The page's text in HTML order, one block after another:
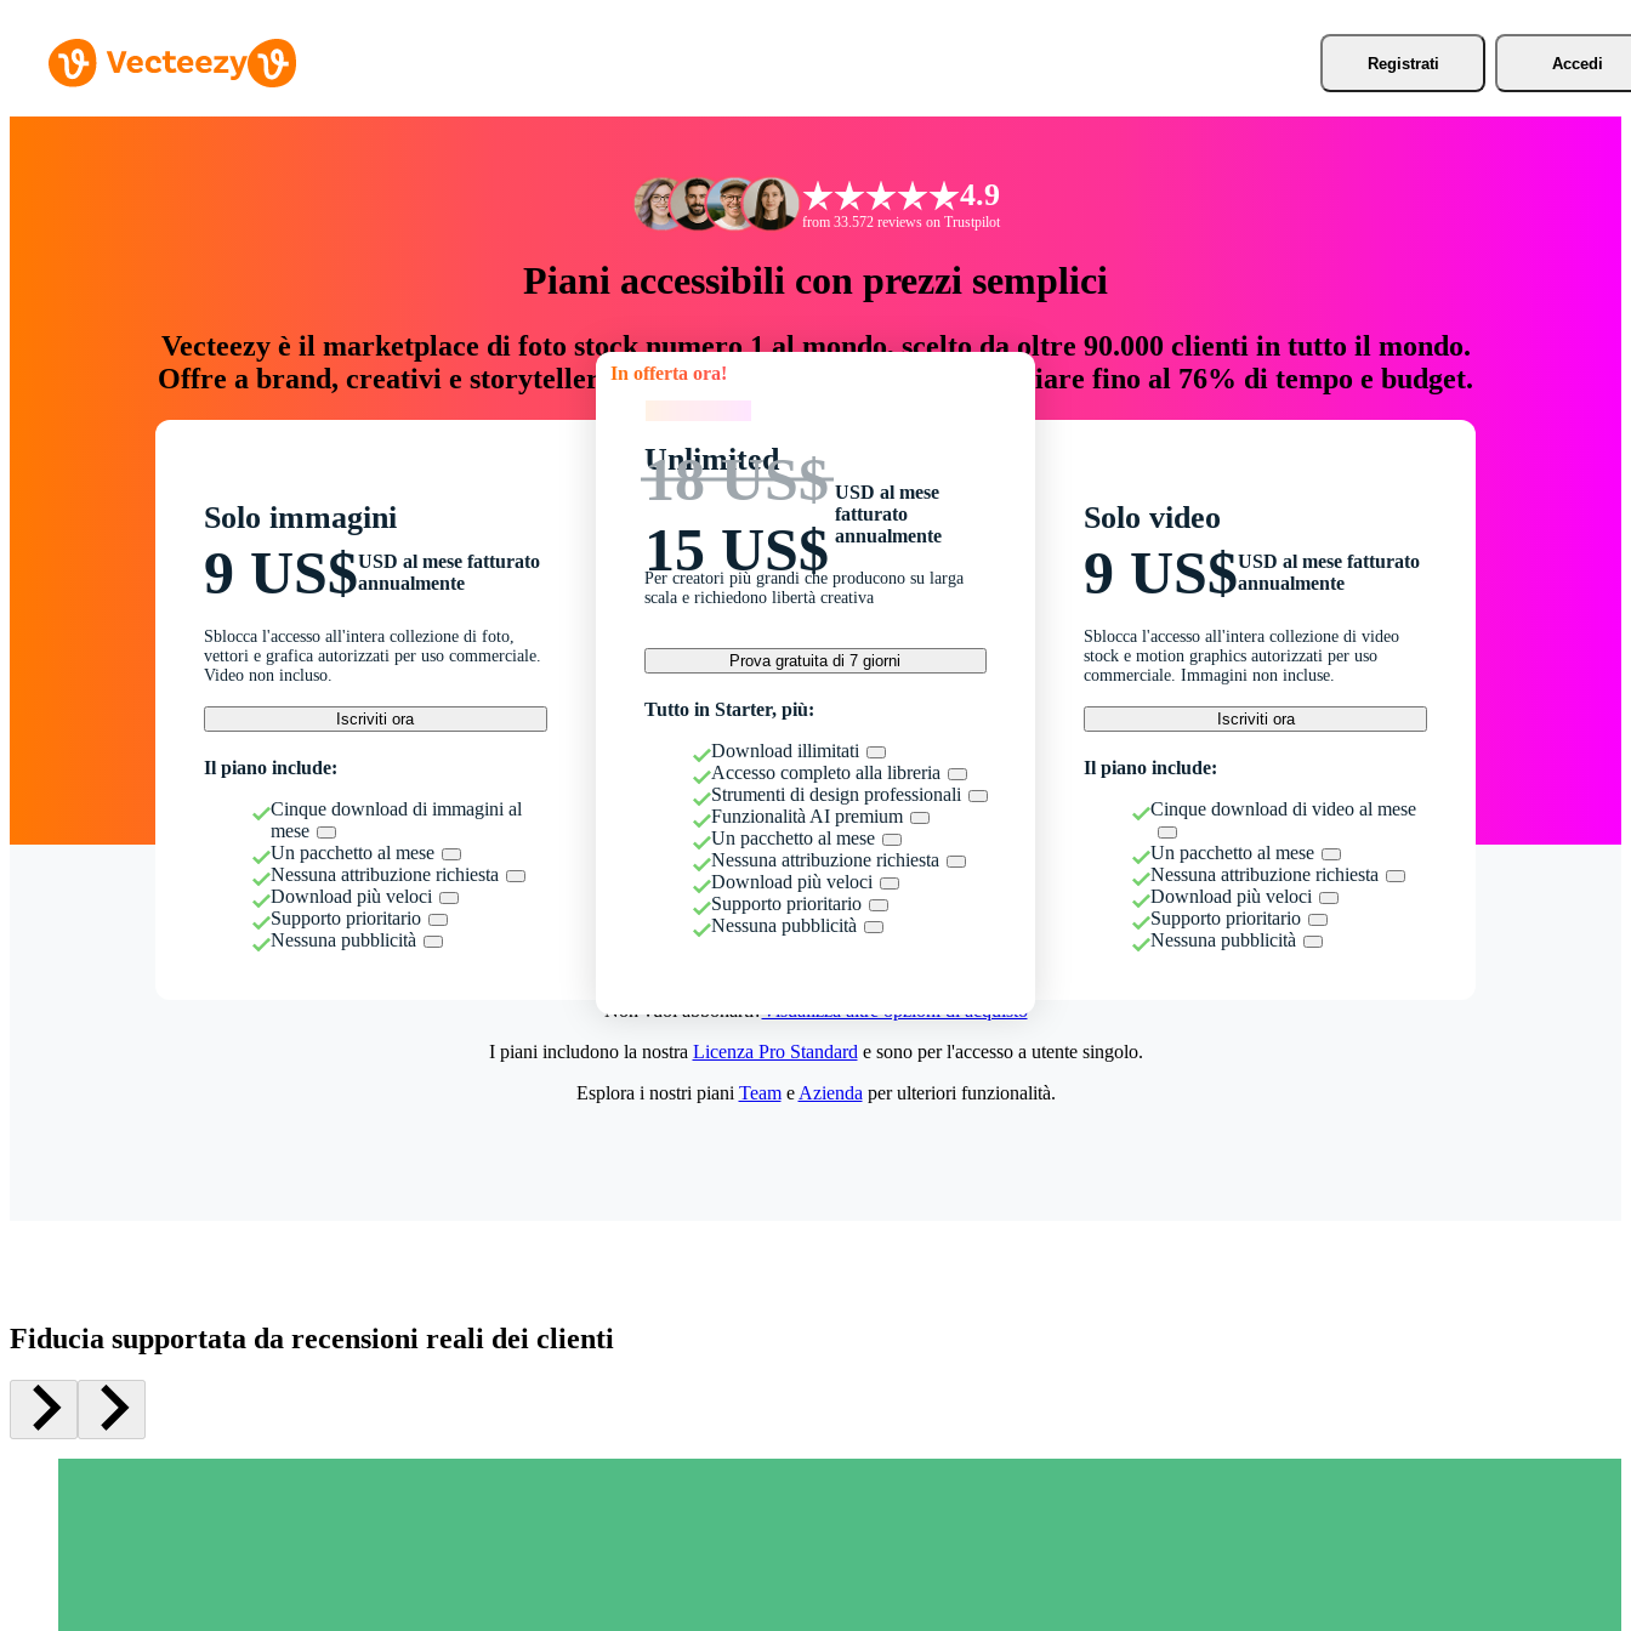
Registrati Accedi
4.9
from 33.572 reviews on Trustpilot
Piani accessibili con prezzi semplici
Vecteezy è il marketplace di foto stock numero 1 al mondo, scelto da oltre 90.000 clienti in tutto il mondo.
Offre a brand, creativi e storyteller risorse creative che fanno risparmiare fino al 76% di tempo e budget.
Solo immagini
9 US$USD al mese fatturato
annualmente
Sblocca l'accesso all'intera collezione di foto,
vettori e grafica autorizzati per uso commerciale.
Video non incluso.
Iscriviti ora
Il piano include:
Cinque download di immagini al
mese
Un pacchetto al mese
Nessuna attribuzione richiesta
Download più veloci
Supporto prioritario
Nessuna pubblicità
In offerta ora!
Unlimited
18 US$
15 US$
USD al mese
fatturato
annualmente
Per creatori più grandi che producono su larga
scala e richiedono libertà creativa
Prova gratuita di 7 giorni
Tutto in Starter, più:
Download illimitati
Accesso completo alla libreria
Strumenti di design professionali
Funzionalità AI premium
Un pacchetto al mese
Nessuna attribuzione richiesta
Download più veloci
Supporto prioritario
Nessuna pubblicità
Solo video
9 US$USD al mese fatturato
annualmente
Sblocca l'accesso all'intera collezione di video
stock e motion graphics autorizzati per uso
commerciale. Immagini non incluse.
Iscriviti ora
Il piano include:
Cinque download di video al mese
Un pacchetto al mese
Nessuna attribuzione richiesta
Download più veloci
Supporto prioritario
Nessuna pubblicità
Non vuoi abbonarti?Visualizza altre opzioni di acquisto
I piani includono la nostra Licenza Pro Standard e sono per l'accesso a utente singolo.
Esplora i nostri piani Teame Azienda per ulteriori funzionalità.
Fiducia supportata da recensioni reali dei clienti